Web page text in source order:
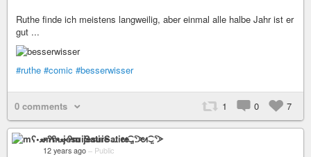
Ruthe finde ich meistens langweilig, aber einmal alle halbe Jahr ist er
gut ...
#ruthe #comic #besserwisser
0 comments 1 0 7
mʕ•ﻌ•ʔm jesuiSatire .. ᘛ⁐̤ᕐᐷ
12 years ago – Public